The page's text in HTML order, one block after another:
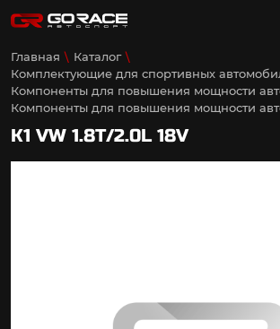
Главная
Каталог
Комплектующие для спортивных
Компоненты для повышения мощности
Компоненты для повышения мощности
K1 VW 1.8T/2.0L 18V